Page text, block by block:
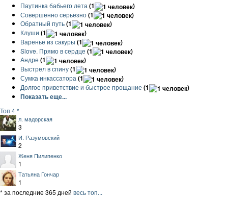
Паутинка бабьего лета (1 )
Совершенно серьёзно(1 )
Обратный путь(1 )
Клуши (1 )
Варенье из сакуры (1 )
Slove. Прямо в сердце (1 )
Андре (1 )
Выстрел в спину(1 )
Сумка инкассатора (1 )
Долгое приветствие и быстрое прощание (1
)
Показать еще...
Топ 4 *
л. мадорская
3
И. Разумовский
2
Женя Пилипенко
1
Татьяна Гончар
1
* за последние 365 дней весь топ...